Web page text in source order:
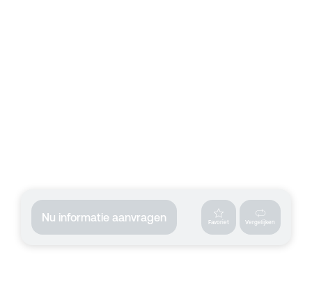
Nu informatie aanvragen Favoriet Vergelijken